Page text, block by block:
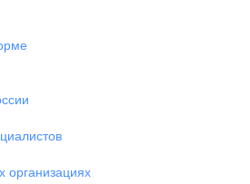
организациях